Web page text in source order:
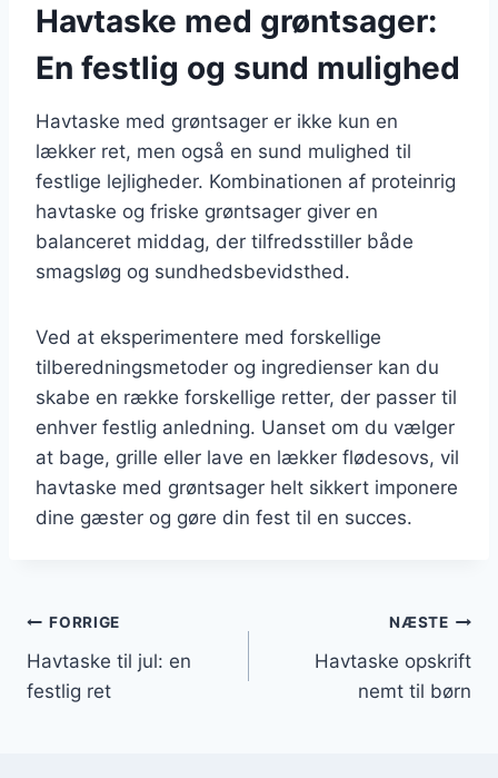
Havtaske med grøntsager:
En festlig og sund mulighed
Havtaske med grøntsager er ikke kun en
lækker ret, men også en sund mulighed til
festlige lejligheder. Kombinationen af proteinrig
havtaske og friske grøntsager giver en
balanceret middag, der tilfredsstiller både
smagsløg og sundhedsbevidsthed.
Ved at eksperimentere med forskellige
tilberedningsmetoder og ingredienser kan du
skabe en række forskellige retter, der passer til
enhver festlig anledning. Uanset om du vælger
at bage, grille eller lave en lækker flødesovs, vil
havtaske med grøntsager helt sikkert imponere
dine gæster og gøre din fest til en succes.
Indlægsnavigation
FORRIGE
Havtaske til jul: en
festlig ret
NÆSTE
Havtaske opskrift
nemt til børn